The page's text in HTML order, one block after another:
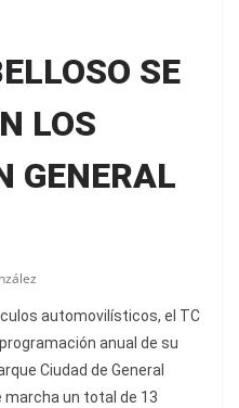
SE
LOS
GENERAL
automovilísticos, el TC
anual de su
Ciudad de General
marcha un total de 13